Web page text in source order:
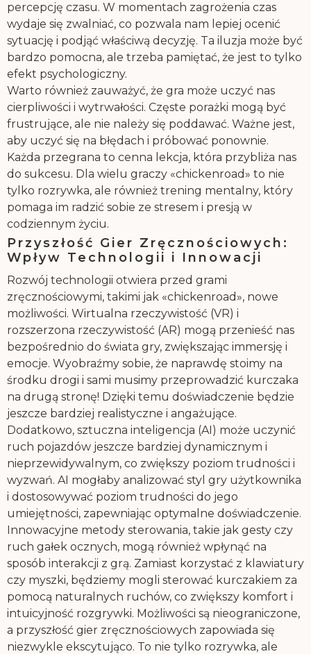
percepcję czasu. W momentach zagrożenia czas
wydaje się zwalniać, co pozwala nam lepiej ocenić
sytuację i podjąć właściwą decyzję. Ta iluzja może być
bardzo pomocna, ale trzeba pamiętać, że jest to tylko
efekt psychologiczny.
Warto również zauważyć, że gra może uczyć nas
cierpliwości i wytrwałości. Częste porażki mogą być
frustrujące, ale nie należy się poddawać. Ważne jest,
aby uczyć się na błędach i próbować ponownie.
Każda przegrana to cenna lekcja, która przybliża nas
do sukcesu. Dla wielu graczy «chickenroad» to nie
tylko rozrywka, ale również trening mentalny, który
pomaga im radzić sobie ze stresem i presją w
codziennym życiu.
Przyszłość Gier Zręcznościowych:
Wpływ Technologii i Innowacji
Rozwój technologii otwiera przed grami
zręcznościowymi, takimi jak «chickenroad», nowe
możliwości. Wirtualna rzeczywistość (VR) i
rozszerzona rzeczywistość (AR) mogą przenieść nas
bezpośrednio do świata gry, zwiększając immersję i
emocje. Wyobraźmy sobie, że naprawdę stoimy na
środku drogi i sami musimy przeprowadzić kurczaka
na drugą stronę! Dzięki temu doświadczenie będzie
jeszcze bardziej realistyczne i angażujące.
Dodatkowo, sztuczna inteligencja (AI) może uczynić
ruch pojazdów jeszcze bardziej dynamicznym i
nieprzewidywalnym, co zwiększy poziom trudności i
wyzwań. AI mogłaby analizować styl gry użytkownika
i dostosowywać poziom trudności do jego
umiejętności, zapewniając optymalne doświadczenie.
Innowacyjne metody sterowania, takie jak gesty czy
ruch gałek ocznych, mogą również wpłynąć na
sposób interakcji z grą. Zamiast korzystać z klawiatury
czy myszki, będziemy mogli sterować kurczakiem za
pomocą naturalnych ruchów, co zwiększy komfort i
intuicyjność rozgrywki. Możliwości są nieograniczone,
a przyszłość gier zręcznościowych zapowiada się
niezwykle ekscytująco. To nie tylko rozrywka, ale